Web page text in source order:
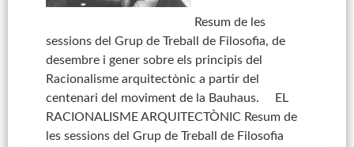
Resum de les
sessions del Grup de Treball de Filosofia, de
desembre i gener sobre els principis del
Racionalisme arquitectònic a partir del
centenari del moviment de la Bauhaus. EL
RACIONALISME ARQUITECTÒNIC Resum de
les sessions del Grup de Treball de Filosofia